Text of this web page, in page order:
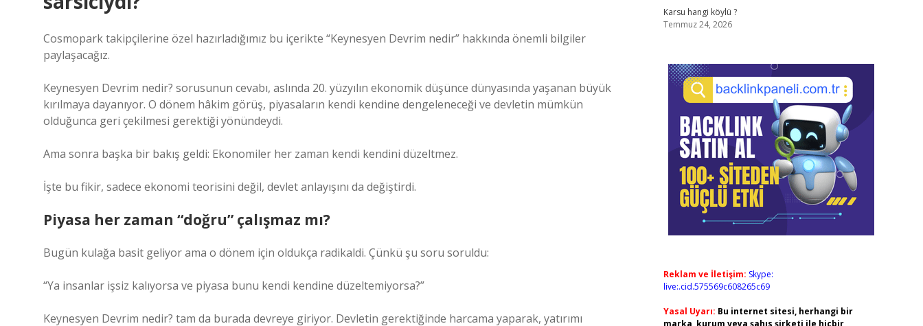
Cosmopark takipçilerine özel hazırladığımız bu içerikte “Keynesyen Devrim nedir” hakkında önemli bilgiler
paylaşacağız.
Keynesyen Devrim nedir? sorusunun cevabı, aslında 20. yüzyılın ekonomik düşünce dünyasında yaşanan büyük
kırılmaya dayanıyor. O dönem hâkim görüş, piyasaların kendi kendine dengeleneceği ve devletin mümkün
olduğunca geri çekilmesi gerektiği yönündeydi.
Ama sonra başka bir bakış geldi: Ekonomiler her zaman kendi kendini düzeltmez.
İşte bu fikir, sadece ekonomi teorisini değil, devlet anlayışını da değiştirdi.
Piyasa her zaman “doğru” çalışmaz mı?
Bugün kulağa basit geliyor ama o dönem için oldukça radikaldi. Çünkü şu soru soruldu:
“Ya insanlar işsiz kalıyorsa ve piyasa bunu kendi kendine düzeltemiyorsa?”
Keynesyen Devrim nedir? tam da burada devreye giriyor. Devletin gerektiğinde harcama yaparak, yatırımı
Karsu hangi köylü ?
Temmuz 24, 2026
Reklam ve İletişim: Skype:
live:.cid.575569c608265c69
Yasal Uyarı: Bu internet sitesi, herhangi bir
marka, kurum veya şahıs şirketi ile hiçbir